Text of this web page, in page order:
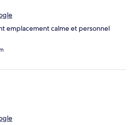
emplacement calme et personnel